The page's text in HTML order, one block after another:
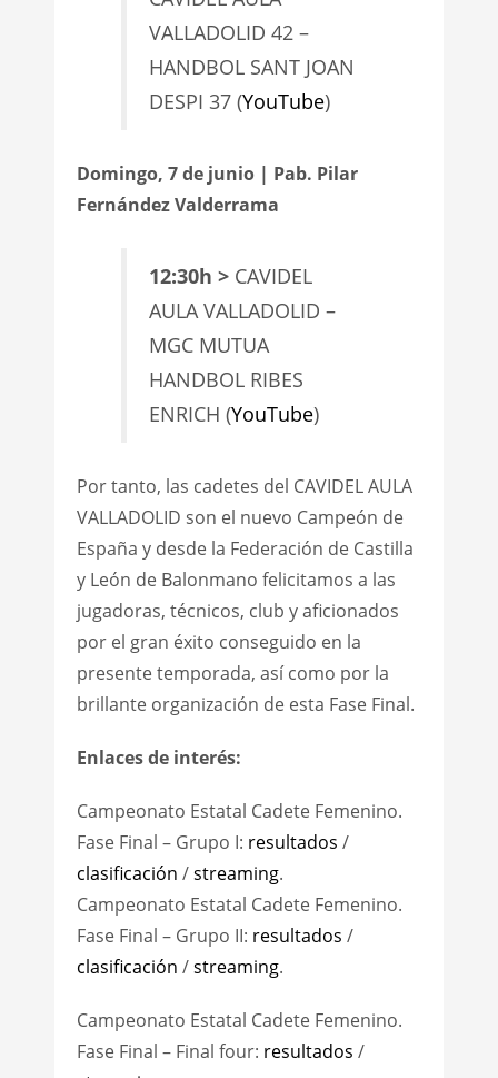
VALLADOLID 42 –
HANDBOL SANT JOAN
DESPI 37 (YouTube)
Domingo, 7 de junio | Pab. Pilar
Fernández Valderrama
12:30h >CAVIDEL
AULA VALLADOLID –
MGC MUTUA
HANDBOL RIBES
ENRICH (YouTube)
Por tanto, las cadetes del CAVIDEL AULA
VALLADOLID son el nuevo Campeón de
España y desde la Federación de Castilla
y León de Balonmano felicitamos a las
jugadoras, técnicos, club y aficionados
por el gran éxito conseguido en la
presente temporada, así como por la
brillante organización de esta Fase Final.
Enlaces de interés:
Campeonato Estatal Cadete Femenino.
Fase Final – Grupo I: resultados /
clasificación /streaming.
Campeonato Estatal Cadete Femenino.
Fase Final – Grupo II: resultados /
clasificación /streaming.
Campeonato Estatal Cadete Femenino.
Fase Final – Final four: resultados /